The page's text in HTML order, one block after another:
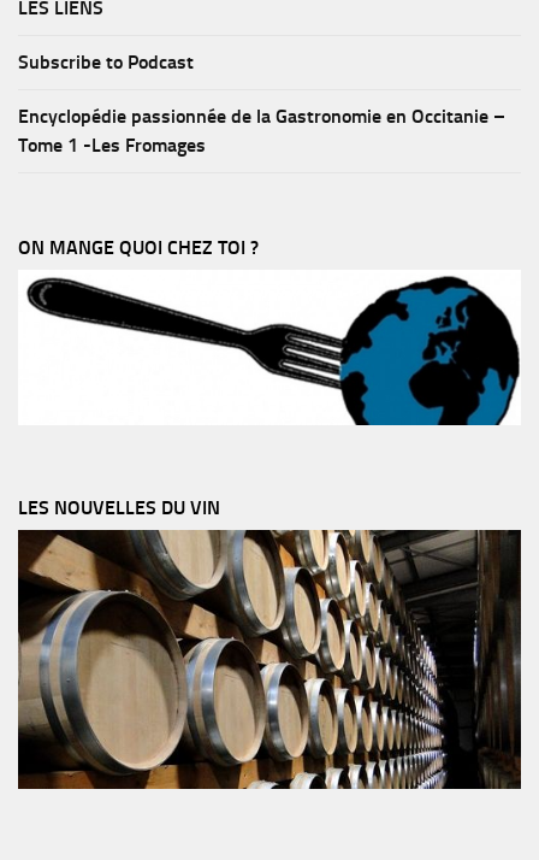
LES LIENS
Subscribe to Podcast
Encyclopédie passionnée de la Gastronomie en Occitanie –
Tome 1 -Les Fromages
ON MANGE QUOI CHEZ TOI ?
LES NOUVELLES DU VIN